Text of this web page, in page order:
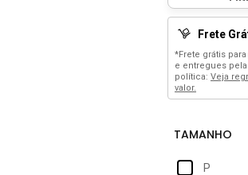
Frete
*Frete grátis
e entregues
política: Veja
valor.
P